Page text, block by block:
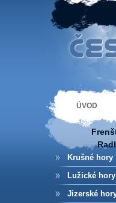
pod
ÚVOD
Krušné hory
Lužické hory
Jizerské